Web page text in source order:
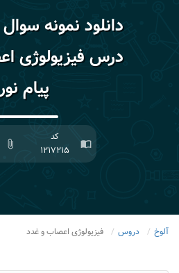
دانلود نمونه
درس فیزیولوژی
پیام
import_contacts
کد
۱۲۱۷۲۱۵
attach_file
آلوخ دروس فیزیولوژی اعصاب و غدد